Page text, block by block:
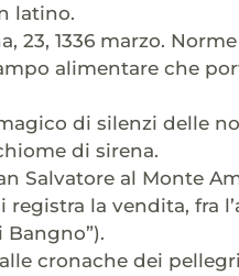
latino.
23, 1336 marzo.
alimentare che
di silenzi delle
di sirena.
Salvatore al Monte
la vendita, fra
cronache dei